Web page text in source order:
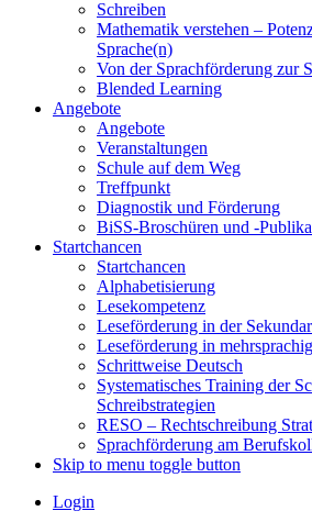
Schreiben
Mathematik verstehen –
Sprache(n)
Von der Sprachförderung zur
Blended Learning
Angebote
Angebote
Veranstaltungen
Schule auf dem Weg
Treffpunkt
Diagnostik und Förderung
BiSS-Broschüren und -
Startchancen
Startchancen
Alphabetisierung
Lesekompetenz
Leseförderung in der
Leseförderung in
Schrittweise Deutsch
Systematisches Training der
Schreibstrategien
RESO – Rechtschreibung
Sprachförderung am
Skip to menu toggle button
Login